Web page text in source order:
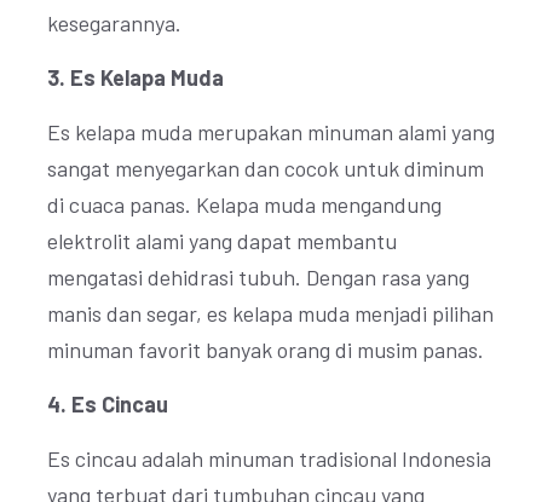
kesegarannya.
3. Es Kelapa Muda
Es kelapa muda merupakan minuman alami yang
sangat menyegarkan dan cocok untuk diminum
di cuaca panas. Kelapa muda mengandung
elektrolit alami yang dapat membantu
mengatasi dehidrasi tubuh. Dengan rasa yang
manis dan segar, es kelapa muda menjadi pilihan
minuman favorit banyak orang di musim panas.
4. Es Cincau
Es cincau adalah minuman tradisional Indonesia
yang terbuat dari tumbuhan cincau yang